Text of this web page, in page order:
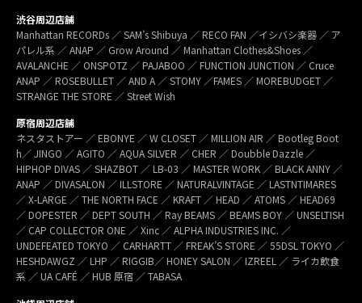
渋谷周辺店舗
Manhattan RECORDs ／ SAM’s Shibuya ／ RECO FAN ／イシバシ楽器 ／ ア
パレル系 ／ ANAP ／ Grow Around ／ Manhattan Clothes&Shoes ／
AVALANCHE ／ ONSPOTZ ／ PAJABOO ／ FUNCTION JUNCTION ／ Cruce
ANAP ／ ROSEBULLET ／ AND A ／ STOMY ／FAMES ／ MOREBUDGET ／
STRANGE THE STORE ／ Street Wish
原宿周辺店舗
ネスタストアー ／ EBONYE ／ W CLOSET ／ MILLION AIR ／ Bootleg Boot
h／ JINGO ／ AGITO ／ AQUA SILVER ／ CHER ／ Doubble Dazzle ／
HIPHOP DIVAS ／ SHAZBOT ／ LB-03 ／ MASTER WORK ／ BLACK ANNY ／
ANAP ／ DIVASALON ／ ILLSTORE ／ NATURALVINTAGE ／ LASTNTIMARES
／ X-LARGE ／ THE NORTH FACE ／ KRAFT ／ HEAD ／ ATOMS ／ HEAD69
／ DOPESTER ／ DEPT SOUTH ／ Ray BEAMS ／ BEAMS BOY ／ UNSELTISH
／ CAP COLLECTOR ONE ／ Xinc ／ ALPHA INDUSTRIES INC. ／
UNDEFEATED TOKYO ／ CARHARTT ／ FREAK’S STORE ／ 55DSL TOKYO ／
HESHDAWGZ ／ LHP ／ RIGGIB／ HONEY SALON ／ IZREEL ／ ライカ飲食
系 ／ UA CAFÉ ／ HUB 原宿 ／ TABASA